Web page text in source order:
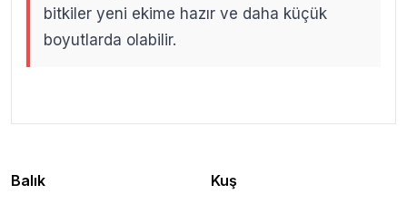
bitkiler yeni ekime hazır ve daha küçük
boyutlarda olabilir.
Balık Kuş